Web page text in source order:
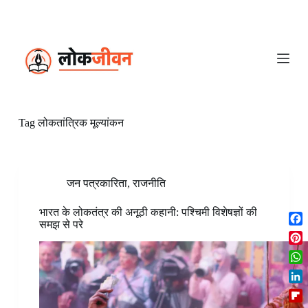
Tagलोकतांत्रिक मूल्यांकन
जन पत्रकारिता,राजनीति
भारत के लोकतंत्र की अनूठी कहानी: पश्चिमी विशेषज्ञों की
समझ से परे
F
a
c
e
b
o
P
i
n
t
W
h
a
L
i